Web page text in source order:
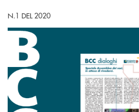
N.1 DEL 2020